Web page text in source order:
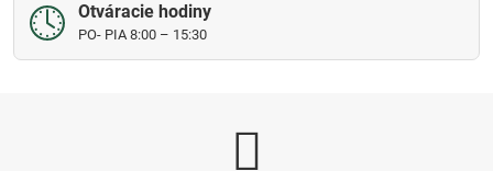
Otváracie hodiny
PO- PIA 8:00 – 15:30